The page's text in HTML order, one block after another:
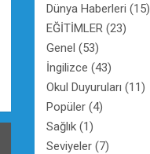
Dünya Haberleri (15)
EĞİTİMLER (23)
Genel (53)
İngilizce (43)
Okul Duyuruları (11)
Popüler (4)
Sağlık (1)
Seviyeler (7)